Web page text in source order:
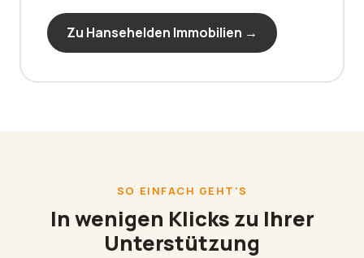
Zu Hansehelden Immobilien →
SO EINFACH GEHT'S
In wenigen Klicks zu Ihrer
Unterstützung